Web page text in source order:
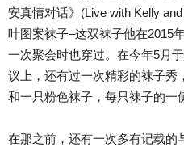
安真情对话》(Live with Kelly
叶图案袜子–这双袜子他在2015
一次聚会时也穿过。在今年5月
议上，还有过一次精彩的袜子秀
和一只粉色袜子，每只袜子的一
在那之前，还有一次多有记载的